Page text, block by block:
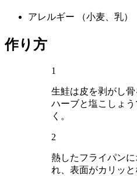
アレルギー （小麦、乳）
作り方
1
生鮭は皮を剥がし
ハーブと塩こしょ
く。
2
熱したフライパン
れ、表面がカリッ